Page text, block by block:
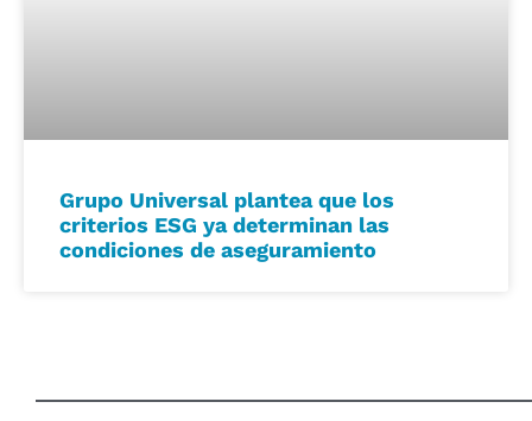
Grupo Universal plantea que los
criterios ESG ya determinan las
condiciones de aseguramiento